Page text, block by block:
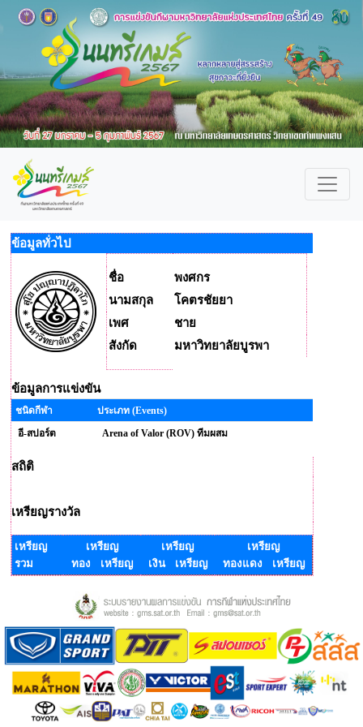
ข้อมูลทั่วไป
ชื่อ
พงศกร
นามสกุล
โคตรชัยยา
เพศ
ชาย
สังกัด
มหาวิทยาลัยบูรพา
ข้อมูลการแข่งขัน
ชนิดกีฬา
ประเภท (Events)
อี-สปอร์ต
Arena of Valor (ROV) ทีมผสม
สถิติ
เหรียญรางวัล
เหรียญ
รวม
เหรียญ
ทอง เหรียญ
เหรียญ
เงิน เหรียญ
เหรียญ
ทองแดง เหรียญ